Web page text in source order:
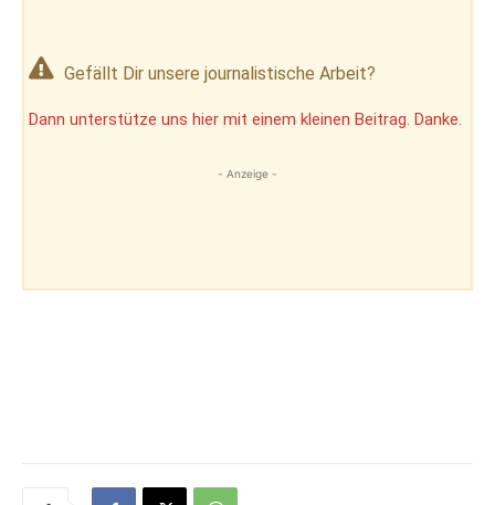
Gefällt Dir unsere journalistische Arbeit?
Dann unterstütze uns hier mit einem kleinen Beitrag. Danke.
- Anzeige -